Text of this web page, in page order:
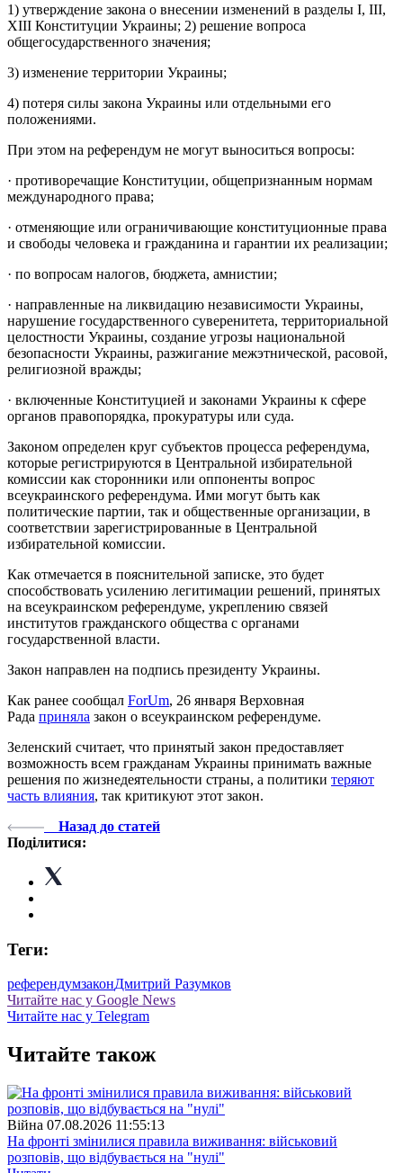
1) утверждение закона о внесении изменений в разделы I, III,
XIII Конституции Украины; 2) решение вопроса
общегосударственного значения;
3) изменение территории Украины;
4) потеря силы закона Украины или отдельными его
положениями.
При этом на референдум не могут выноситься вопросы:
· противоречащие Конституции, общепризнанным нормам
международного права;
· отменяющие или ограничивающие конституционные права
и свободы человека и гражданина и гарантии их реализации;
· по вопросам налогов, бюджета, амнистии;
· направленные на ликвидацию независимости Украины,
нарушение государственного суверенитета, территориальной
целостности Украины, создание угрозы национальной
безопасности Украины, разжигание межэтнической, расовой,
религиозной вражды;
· включенные Конституцией и законами Украины к сфере
органов правопорядка, прокуратуры или суда.
Законом определен круг субъектов процесса референдума,
которые регистрируются в Центральной избирательной
комиссии как сторонники или оппоненты вопрос
всеукраинского референдума. Ими могут быть как
политические партии, так и общественные организации, в
соответствии зарегистрированные в Центральной
избирательной комиссии.
Как отмечается в пояснительной записке, это будет
способствовать усилению легитимации решений, принятых
на всеукраинском референдуме, укреплению связей
институтов гражданского общества с органами
государственной власти.
Закон направлен на подпись президенту Украины.
Как ранее сообщал ForUm, 26 января Верховная
Рада приняла закон о всеукраинском референдуме.
Зеленский считает, что принятый закон предоставляет
возможность всем гражданам Украины принимать важные
решения по жизнедеятельности страны, а политики теряют
часть влияния, так критикуют этот закон.
Назад до статей
Поділитися:
Теги:
референдумзаконДмитрий Разумков
Читайте нас у Google News
Читайте нас у Telegram
Читайте також
Війна 07.08.2026 11:55:13
На фронті змінилися правила виживання: військовий
розповів, що відбувається на "нулі"